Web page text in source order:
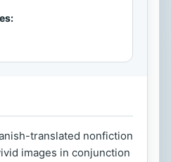
translated nonfiction
images in conjunction